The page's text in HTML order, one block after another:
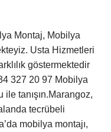
Montaj, Mobilya
Usta Hizmetleri
göstermektedir
327 20 97 Mobilya
ile tanışın.Marangoz,
tecrübeli
mobilya montajı,